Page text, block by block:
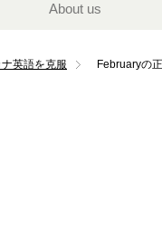
About us
英語を克服 Februaryの